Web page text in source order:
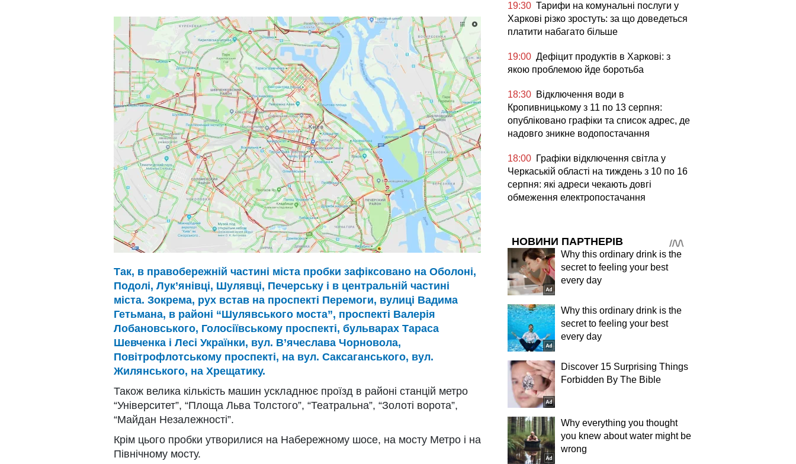
Так, в правобережній частині міста пробки зафіксовано на Оболоні,
Подолі, Лук’янівці, Шулявці, Печерську і в центральній частині
міста. Зокрема, рух встав на проспекті Перемоги, вулиці Вадима
Гетьмана, в районі “Шулявського моста”, проспекті Валерія
Лобановського, Голосіївському проспекті, бульварах Тараса
Шевченка і Лесі Українки, вул. В’ячеслава Чорновола,
Повітрофлотському проспекті, на вул. Саксаганського, вул.
Жилянського, на Хрещатику.
Також велика кількість машин ускладнює проїзд в районі станцій метро
“Університет”, “Площа Льва Толстого”, “Театральна”, “Золоті ворота”,
“Майдан Незалежності”.
Крім цього пробки утворилися на Набережному шосе, на мосту Метро і на
Північному мосту.
19:30 Тарифи на комунальні послуги у
Харкові різко зростуть: за що доведеться
платити набагато більше
19:00 Дефіцит продуктів в Харкові: з
якою проблемою йде боротьба
18:30 Відключення води в
Кропивницькому з 11 по 13 серпня:
опубліковано графіки та список адрес, де
надовго зникне водопостачання
18:00 Графіки відключення світла у
Черкаській області на тиждень з 10 по 16
серпня: які адреси чекають довгі
обмеження електропостачання
НОВИНИ ПАРТНЕРІВ
Why this ordinary drink is the
secret to feeling your best
every day
Why this ordinary drink is the
secret to feeling your best
every day
Discover 15 Surprising Things
Forbidden By The Bible
Why everything you thought
you knew about water might be
wrong